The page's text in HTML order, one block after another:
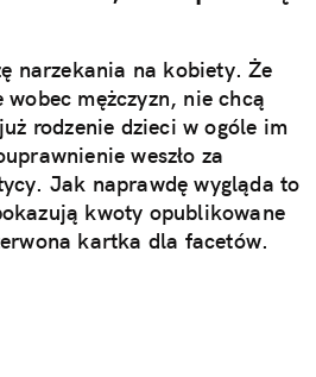
narzekania na kobiety. Że
wobec mężczyzn, nie chcą
rodzenie dzieci w ogóle im
weszło za
Jak naprawdę wygląda to
kwoty opublikowane
kartka dla facetów.